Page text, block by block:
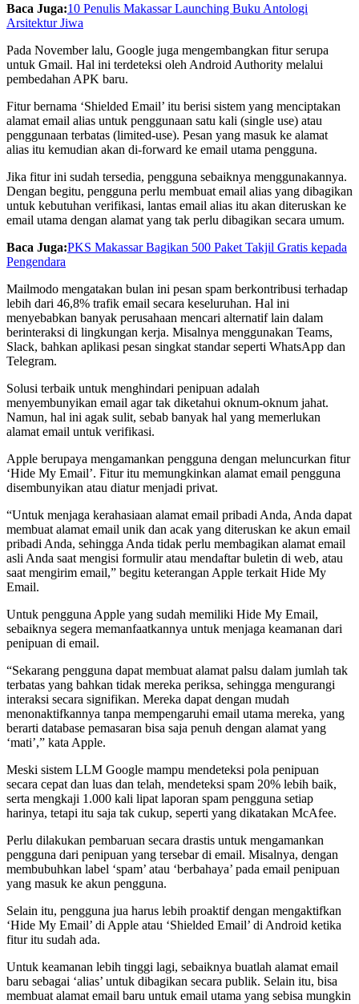
Baca Juga:10 Penulis Makassar Launching Buku Antologi
Arsitektur Jiwa
Pada November lalu, Google juga mengembangkan fitur serupa
untuk Gmail. Hal ini terdeteksi oleh Android Authority melalui
pembedahan APK baru.
Fitur bernama ‘Shielded Email’ itu berisi sistem yang menciptakan
alamat email alias untuk penggunaan satu kali (single use) atau
penggunaan terbatas (limited-use). Pesan yang masuk ke alamat
alias itu kemudian akan di-forward ke email utama pengguna.
Jika fitur ini sudah tersedia, pengguna sebaiknya menggunakannya.
Dengan begitu, pengguna perlu membuat email alias yang dibagikan
untuk kebutuhan verifikasi, lantas email alias itu akan diteruskan ke
email utama dengan alamat yang tak perlu dibagikan secara umum.
Baca Juga:PKS Makassar Bagikan 500 Paket Takjil Gratis kepada
Pengendara
Mailmodo mengatakan bulan ini pesan spam berkontribusi terhadap
lebih dari 46,8% trafik email secara keseluruhan. Hal ini
menyebabkan banyak perusahaan mencari alternatif lain dalam
berinteraksi di lingkungan kerja. Misalnya menggunakan Teams,
Slack, bahkan aplikasi pesan singkat standar seperti WhatsApp dan
Telegram.
Solusi terbaik untuk menghindari penipuan adalah
menyembunyikan email agar tak diketahui oknum-oknum jahat.
Namun, hal ini agak sulit, sebab banyak hal yang memerlukan
alamat email untuk verifikasi.
Apple berupaya mengamankan pengguna dengan meluncurkan fitur
‘Hide My Email’. Fitur itu memungkinkan alamat email pengguna
disembunyikan atau diatur menjadi privat.
“Untuk menjaga kerahasiaan alamat email pribadi Anda, Anda dapat
membuat alamat email unik dan acak yang diteruskan ke akun email
pribadi Anda, sehingga Anda tidak perlu membagikan alamat email
asli Anda saat mengisi formulir atau mendaftar buletin di web, atau
saat mengirim email,” begitu keterangan Apple terkait Hide My
Email.
Untuk pengguna Apple yang sudah memiliki Hide My Email,
sebaiknya segera memanfaatkannya untuk menjaga keamanan dari
penipuan di email.
“Sekarang pengguna dapat membuat alamat palsu dalam jumlah tak
terbatas yang bahkan tidak mereka periksa, sehingga mengurangi
interaksi secara signifikan. Mereka dapat dengan mudah
menonaktifkannya tanpa mempengaruhi email utama mereka, yang
berarti database pemasaran bisa saja penuh dengan alamat yang
‘mati’,” kata Apple.
Meski sistem LLM Google mampu mendeteksi pola penipuan
secara cepat dan luas dan telah, mendeteksi spam 20% lebih baik,
serta mengkaji 1.000 kali lipat laporan spam pengguna setiap
harinya, tetapi itu saja tak cukup, seperti yang dikatakan McAfee.
Perlu dilakukan pembaruan secara drastis untuk mengamankan
pengguna dari penipuan yang tersebar di email. Misalnya, dengan
membubuhkan label ‘spam’ atau ‘berbahaya’ pada email penipuan
yang masuk ke akun pengguna.
Selain itu, pengguna jua harus lebih proaktif dengan mengaktifkan
‘Hide My Email’ di Apple atau ‘Shielded Email’ di Android ketika
fitur itu sudah ada.
Untuk keamanan lebih tinggi lagi, sebaiknya buatlah alamat email
baru sebagai ‘alias’ untuk dibagikan secara publik. Selain itu, bisa
membuat alamat email baru untuk email utama yang sebisa mungkin